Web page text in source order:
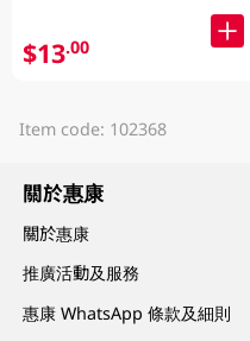
$13.00
Item code: 102368
關於惠康
關於惠康
推廣活動及服務
惠康 WhatsApp 條款及細則